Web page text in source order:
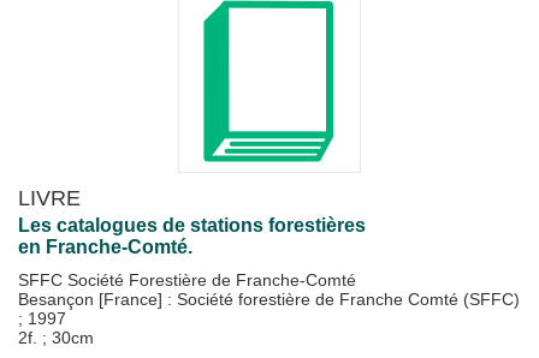
LIVRE
Les catalogues de stations forestières
en Franche-Comté.
SFFC Société Forestière de Franche-Comté
Besançon [France] : Société forestière de Franche Comté (SFFC)
; 1997
2f. ; 30cm